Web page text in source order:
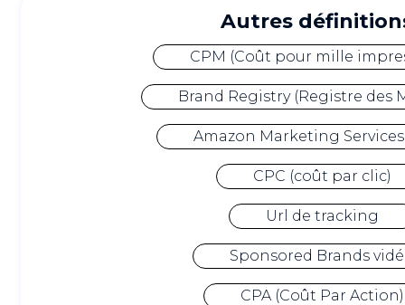
Autres
CPM (Coût pour mille
Brand Registry (Registre des
Amazon Marketing Services
CPC (coût par clic)
Url de tracking
Sponsored Brands
CPA (Coût Par Action)